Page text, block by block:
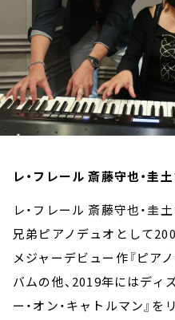
レ・フレール 斎藤守也・圭
レ・フレール 斎藤守也・圭
兄弟ピアノデュオとして
メジャーデビュー作『ピア
バムの他、2019年にはディ
ー・オン・キャトルマン』を